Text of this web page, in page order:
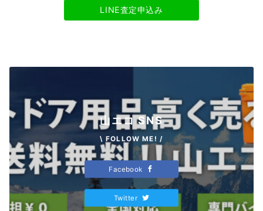
LINE査定申込み
山エコ SNS
\ FOLLOW ME! /
Facebook
Twitter